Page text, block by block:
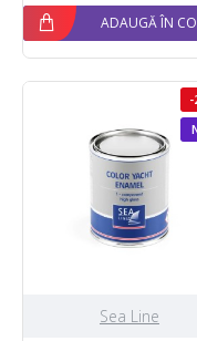
ADAUGĂ ÎN
-
Sea Line